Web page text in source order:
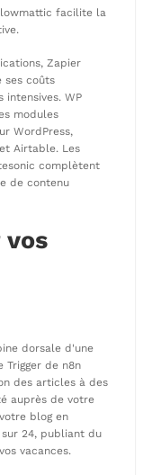
facilite la
Zapier
ses coûts
WP
modules
WordPress,
Airtable. Les
complètent
de contenu
dorsale d'une
Trigger de n8n
des articles à des
auprès de votre
blog en
24, publiant du
vacances.